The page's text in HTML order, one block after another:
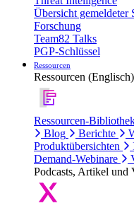
Übersicht gemeldeter
Forschung
Team82 Talks
PGP-Schlüssel
Ressourcen
Ressourcen (Englisch)
Ressourcen-
Blog
Berichte
Produktübersichten
Demand-Webinare
Podcasts, Artikel und